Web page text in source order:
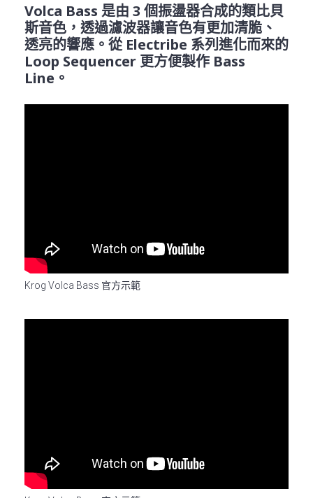
Volca Bass 是由 3 個振盪器合成的類比貝
斯音色，透過濾波器讓音色有更加清脆、
透亮的響應。從 Electribe 系列進化而來的
Loop Sequencer 更方便製作 Bass
Line。
Krog Volca Bass 官方示範